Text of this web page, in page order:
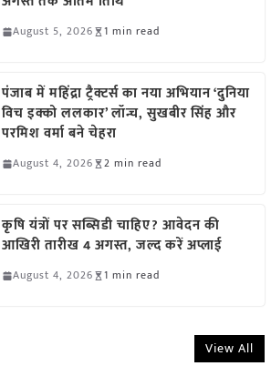
August 5, 2026 1 min read
पंजाब में महिंद्रा ट्रैक्टर्स का नया अभियान ‘दुनिया
विच इक्को ललकार’ लॉन्च, सुखबीर सिंह और
परमिश वर्मा बने चेहरा
August 4, 2026 2 min read
कृषि यंत्रों पर सब्सिडी चाहिए? आवेदन की
आखिरी तारीख 4 अगस्त, जल्द करें अप्लाई
August 4, 2026 1 min read
View All